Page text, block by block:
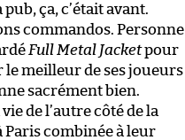
ça, c’était avant.
commandos. Personne
Full Metal Jacketpour
meilleur de ses joueurs
sacrément bien.
de l’autre côté de la
Paris combinée à leur